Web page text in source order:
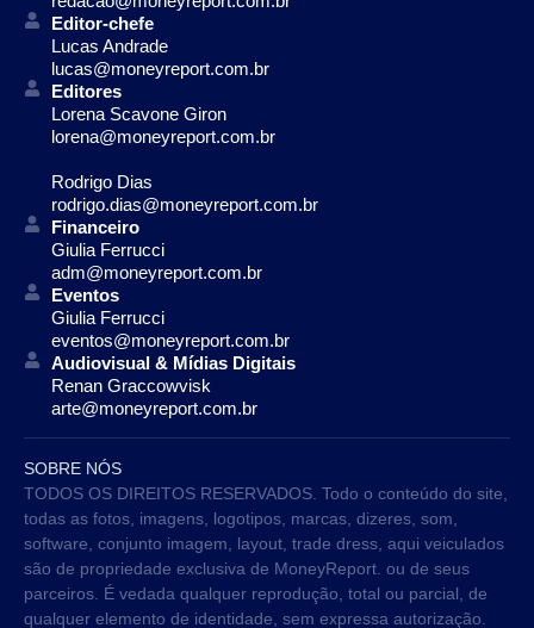
Editor-chefe
Lucas Andrade
lucas@moneyreport.com.br
Editores
Lorena Scavone Giron
lorena@moneyreport.com.br
Rodrigo Dias
rodrigo.dias@moneyreport.com.br
Financeiro
Giulia Ferrucci
adm@moneyreport.com.br
Eventos
Giulia Ferrucci
eventos@moneyreport.com.br
Audiovisual & Mídias Digitais
Renan Graccowvisk
arte@moneyreport.com.br
SOBRE NÓS
TODOS OS DIREITOS RESERVADOS. Todo o conteúdo do site,
todas as fotos, imagens, logotipos, marcas, dizeres, som,
software, conjunto imagem, layout, trade dress, aqui veiculados
são de propriedade exclusiva de MoneyReport. ou de seus
parceiros. É vedada qualquer reprodução, total ou parcial, de
qualquer elemento de identidade, sem expressa autorização.